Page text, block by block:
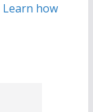
Learn how